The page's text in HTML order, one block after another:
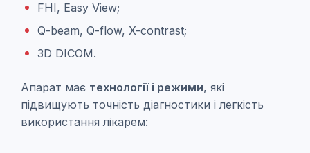
FHI, Easy View;
Q-beam, Q-flow, X-contrast;
3D DICOM.
Апарат має технології і режими, які
підвищують точність діагностики і легкість
використання лікарем: